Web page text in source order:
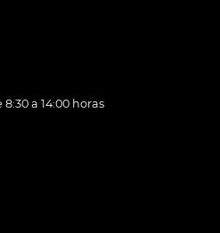
a 14:00 horas